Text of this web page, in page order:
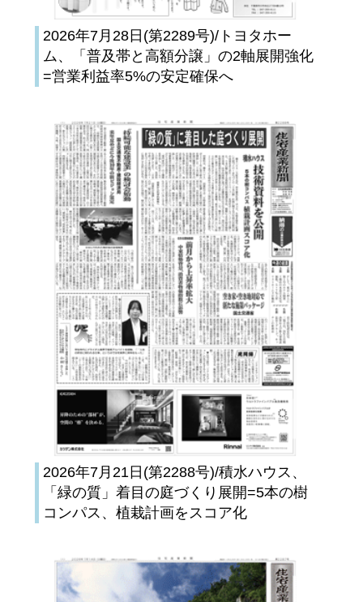
2026年7月28日(第2289号)/トヨタホー
ム、「普及帯と高額分譲」の2軸展開強化
=営業利益率5%の安定確保へ
2026年7月21日(第2288号)/積水ハウス、
「緑の質」着目の庭づくり展開=5本の樹
コンパス、植栽計画をスコア化